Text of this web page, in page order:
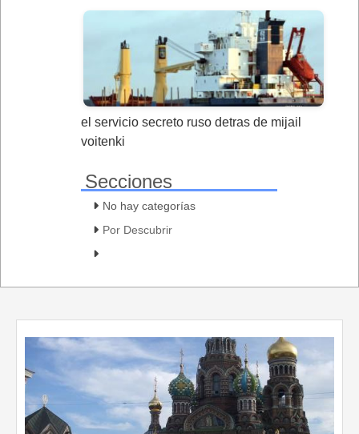
el servicio secreto ruso detras de mijail
voitenki
Secciones
No hay categorías
Por Descubrir